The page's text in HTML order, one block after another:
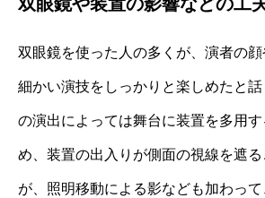
双眼鏡を使った人の多くが、演者の
細かい演技をしっかりと楽しめたと
の演出によっては舞台に装置を多用
め、装置の出入りが側面の視線を遮
が、照明移動による影なども加わっ